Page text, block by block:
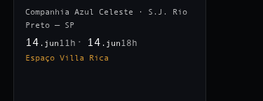
Companhia Azul Celeste · S.J. Rio
Preto — SP
14 .jun11h 14 .jun18h
Espaço Villa Rica